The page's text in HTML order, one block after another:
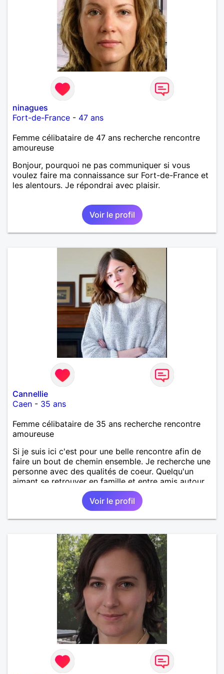
ninagues
Fort-de-France - 47 ans
Femme célibataire de 47 ans recherche rencontre
amoureuse
Bonjour, pourquoi ne pas communiquer si vous
voulez faire ma connaissance sur Fort-de-France et
les alentours. Je répondrai avec plaisir.
Voir le profil
Cannellie
Caen - 35 ans
Femme célibataire de 35 ans recherche rencontre
amoureuse
Si je suis ici c'est pour une belle rencontre afin de
faire un bout de chemin ensemble. Je recherche une
personne avec des qualités de coeur. Quelqu'un
aimant se retrouver en famille et entre amis autour
d'un bon repas, d'un pique-nique sur la plage, pour
des balades à deux ou entre amis etc...
Voir le profil